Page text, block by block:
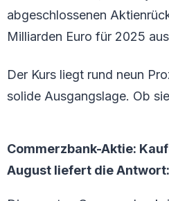
abgeschlossenen
Milliarden Euro für 2025
Der Kurs liegt rund neun
solide Ausgangslage. Ob
Commerzbank-Aktie:
August liefert die Antwort: